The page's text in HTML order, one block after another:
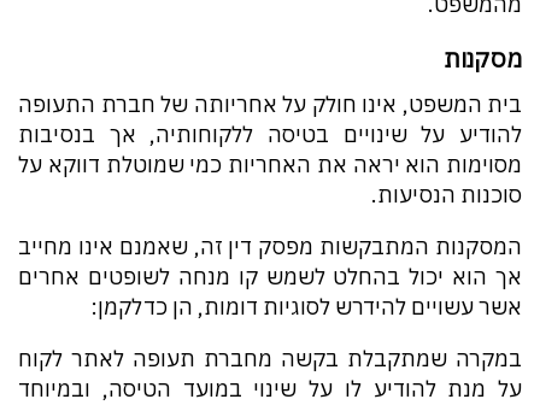
מסקנות
בית המשפט, אינו חולק על אחריותה של חברת התעופה
להודיע על שינויים בטיסה ללקוחותיה, אך בנסיבות
מסוימות הוא יראה את האחריות כמי שמוטלת דווקא על
סוכנות הנסיעות.
המסקנות המתבקשות מפסק דין זה, שאמנם אינו מחייב
אך הוא יכול בהחלט לשמש קו מנחה לשופטים אחרים
אשר עשויים להידרש לסוגיות דומות, הן כדלקמן:
במקרה שמתקבלת בקשה מחברת תעופה לאתר לקוח
על מנת להודיע לו על שינוי במועד הטיסה, ובמיוחד